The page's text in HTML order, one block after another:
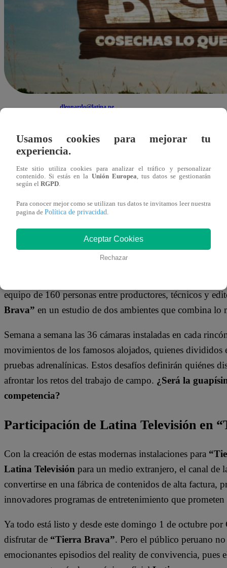
dleonardo@latina.pe
Latina Televisión
sino también a nivel internacional.“Tierra Brava,
producción que se emitirá por Canal 13 de Chile y en
al impactante Fabio Agostini y el carismático Hans
quienes deberán renunciar a todos sus privilegios para
la competencia solo uno de este grupo de artistas se
equipo de 160 personas entre productores, técnicos y
Brava” en un estudio de dos ambientes que combina
Semana a semana las 36 cámaras instaladas en cada
movimientos de los famosos alojados, quienes divididos
pruebas adrenalínicas. Estos desafíos definirán quiénes
afrontar los retos del trabajo de campo. ¿Será la
competencia?
Participación de Latina Televisión en
Con la creación de estas modernas instalaciones para
Latina Televisión para un medio extranjero, el canal de
convertirse en una fábrica de contenidos de alta factura,
innovadores programas de entretenimiento que
Ya todo está listo y desde este domingo 1 de octubre
disfrutar de “Tierra Brava”. Pero el público peruano
emocionantes episodios del reality de convivencia, pues
Usamos cookies para mejorar tu
experiencia.
Este sitio utiliza cookies para analizar el tráfico y personalizar
contenido. Si estás en la Unión Europea, tus datos se gestionarán
según el RGPD.
Para conocer mejor como se utilizan tus datos te invitamos leer nuestra
pagina de Política de privacidad.
Aceptar Cookies
Rechazar